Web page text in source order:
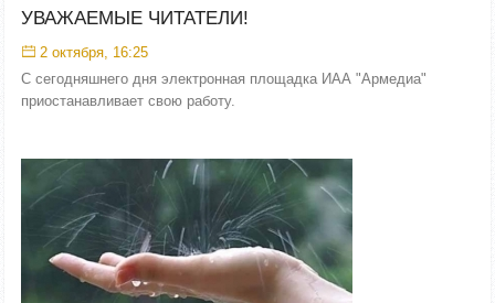
УВАЖАЕМЫЕ ЧИТАТЕЛИ!
2 октября, 16:25
С сегодняшнего дня электронная площадка ИАА "Армедиа"
приостанавливает свою работу.